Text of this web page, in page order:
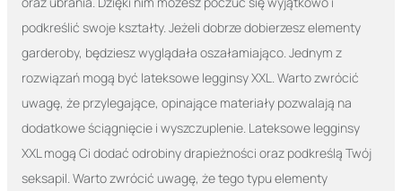
podkreślić swoje kształty. Jeżeli dobrze dobierzesz elementy
garderoby, będziesz wyglądała oszałamiająco. Jednym z
rozwiązań mogą być lateksowe legginsy XXL. Warto zwrócić
uwagę, że przylegające, opinające materiały pozwalają na
dodatkowe ściągnięcie i wyszczuplenie. Lateksowe legginsy
XXL mogą Ci dodać odrobiny drapieżności oraz podkreślą Twój
seksapil. Warto zwrócić uwagę, że tego typu elementy